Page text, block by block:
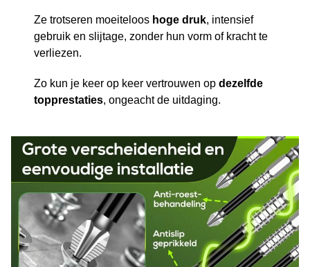
Ze trotseren moeiteloos hoge druk, intensief
gebruik en slijtage, zonder hun vorm of kracht te
verliezen.
Zo kun je keer op keer vertrouwen opdezelfde
topprestaties, ongeacht de uitdaging.